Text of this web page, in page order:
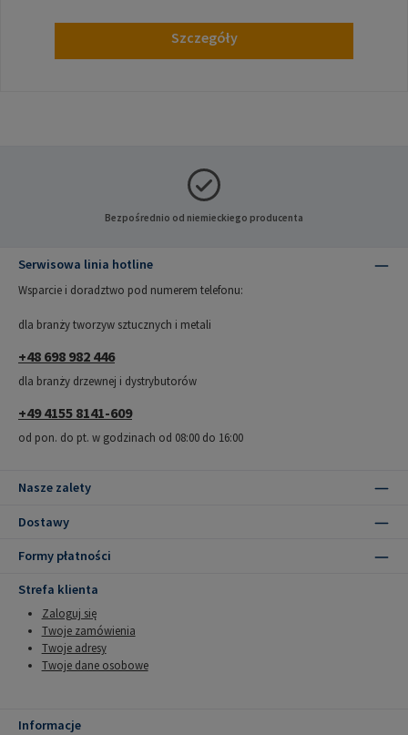
Szczegóły
Bezpośrednio od niemieckiego producenta
Serwisowa linia hotline
Wsparcie i doradztwo pod numerem telefonu:
dla branży tworzyw sztucznych i metali
+48 698 982 446
dla branży drzewnej i dystrybutorów
+49 4155 8141-609
od pon. do pt. w godzinach od 08:00 do 16:00
Nasze zalety
Dostawy
Formy płatności
Strefa klienta
Zaloguj się
Twoje zamówienia
Twoje adresy
Twoje dane osobowe
Informacje